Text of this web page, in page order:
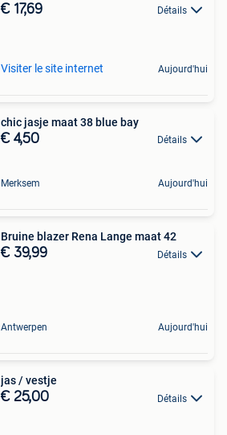
€ 17,69 Détails
Visiter le site internet Aujourd'hui
chic jasje maat 38 blue bay
€ 4,50 Détails
Merksem Aujourd'hui
Bruine blazer Rena Lange maat 42
€ 39,99 Détails
Antwerpen Aujourd'hui
jas / vestje
€ 25,00 Détails